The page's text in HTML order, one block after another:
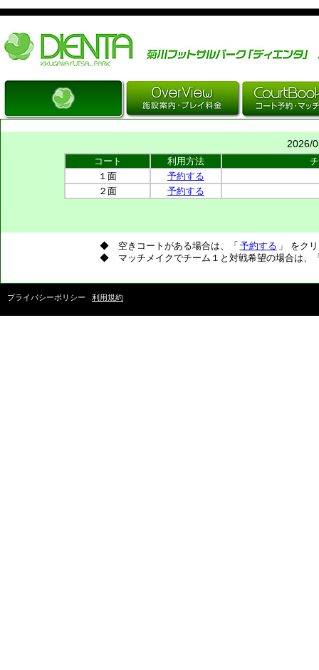
2026/
コート
利用方法
１面
予約する
２面
予約する
◆ 空きコートがある場合は、「 予約する 」 をク
◆ マッチメイクでチーム１と対戦希望の場合は、
プライバシーポリシー 利用規約